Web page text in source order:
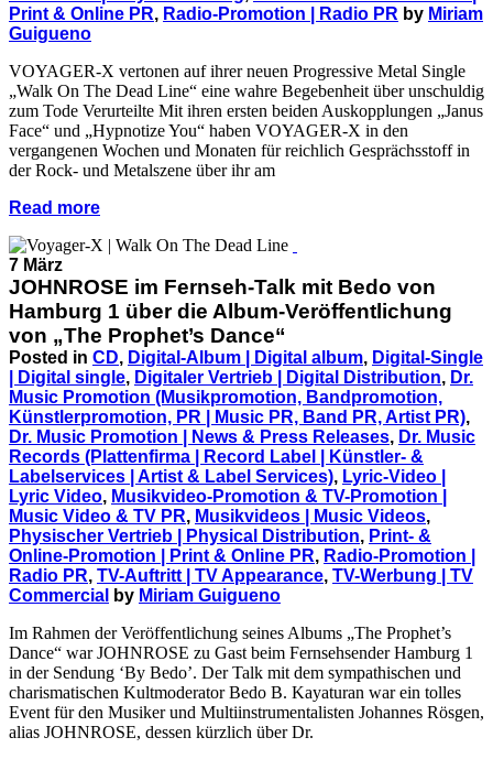
Print & Online PR, Radio-Promotion | Radio PR by Miriam
Guigueno
VOYAGER-X vertonen auf ihrer neuen Progressive Metal Single
„Walk On The Dead Line“ eine wahre Begebenheit über unschuldig
zum Tode Verurteilte Mit ihren ersten beiden Auskopplungen „Janus
Face“ und „Hypnotize You“ haben VOYAGER-X in den
vergangenen Wochen und Monaten für reichlich Gesprächsstoff in
der Rock- und Metalszene über ihr am
Read more
7 März
JOHNROSE im Fernseh-Talk mit Bedo von
Hamburg 1 über die Album-Veröffentlichung
von „The Prophet’s Dance“
Posted in CD, Digital-Album | Digital album, Digital-Single
| Digital single, Digitaler Vertrieb | Digital Distribution, Dr.
Music Promotion (Musikpromotion, Bandpromotion,
Künstlerpromotion, PR | Music PR, Band PR, Artist PR),
Dr. Music Promotion | News & Press Releases, Dr. Music
Records (Plattenfirma | Record Label | Künstler- &
Labelservices | Artist & Label Services), Lyric-Video |
Lyric Video, Musikvideo-Promotion & TV-Promotion |
Music Video & TV PR, Musikvideos | Music Videos,
Physischer Vertrieb | Physical Distribution, Print- &
Online-Promotion | Print & Online PR, Radio-Promotion |
Radio PR, TV-Auftritt | TV Appearance, TV-Werbung | TV
Commercial
by Miriam Guigueno
Im Rahmen der Veröffentlichung seines Albums „The Prophet’s
Dance“ war JOHNROSE zu Gast beim Fernsehsender Hamburg 1
in der Sendung ‘By Bedo’. Der Talk mit dem sympathischen und
charismatischen Kultmoderator Bedo B. Kayaturan war ein tolles
Event für den Musiker und Multiinstrumentalisten Johannes Rösgen,
alias JOHNROSE, dessen kürzlich über Dr.